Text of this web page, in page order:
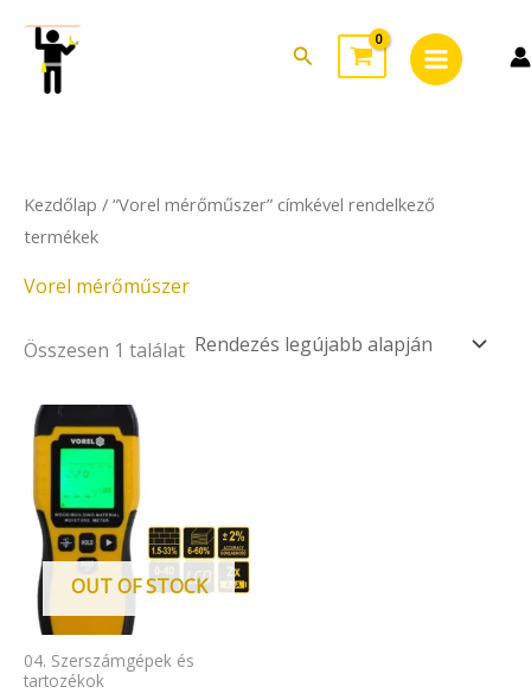
content
Search
Menu
Kezdőlap / “Vorel mérőműszer” címkével rendelkező
termékek
Vorel mérőműszer
Összesen 1 találat
OUT OF STOCK
04. Szerszámgépek és
tartozékok